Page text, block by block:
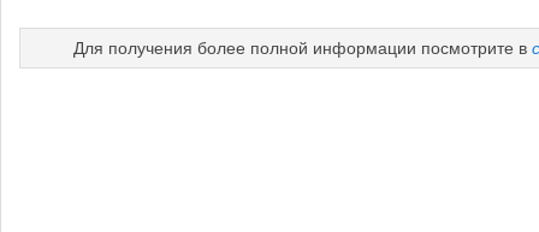
Для получения более полной информации посмотрите в